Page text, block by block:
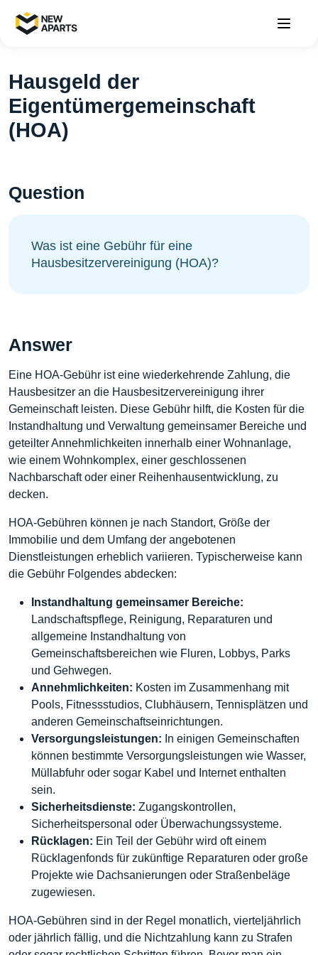
Hausgeld der
Eigentümergemeinschaft
(HOA)
Question
Was ist eine Gebühr für eine
Hausbesitzervereinigung (HOA)?
Answer
Eine HOA-Gebühr ist eine wiederkehrende Zahlung, die
Hausbesitzer an die Hausbesitzervereinigung ihrer
Gemeinschaft leisten. Diese Gebühr hilft, die Kosten für die
Instandhaltung und Verwaltung gemeinsamer Bereiche und
geteilter Annehmlichkeiten innerhalb einer Wohnanlage,
wie einem Wohnkomplex, einer geschlossenen
Nachbarschaft oder einer Reihenhausentwicklung, zu
decken.
HOA-Gebühren können je nach Standort, Größe der
Immobilie und dem Umfang der angebotenen
Dienstleistungen erheblich variieren. Typischerweise kann
die Gebühr Folgendes abdecken:
Instandhaltung gemeinsamer Bereiche:
Landschaftspflege, Reinigung, Reparaturen und
allgemeine Instandhaltung von
Gemeinschaftsbereichen wie Fluren, Lobbys, Parks
und Gehwegen.
Annehmlichkeiten: Kosten im Zusammenhang mit
Pools, Fitnessstudios, Clubhäusern, Tennisplätzen und
anderen Gemeinschaftseinrichtungen.
Versorgungsleistungen: In einigen Gemeinschaften
können bestimmte Versorgungsleistungen wie Wasser,
Müllabfuhr oder sogar Kabel und Internet enthalten
sein.
Sicherheitsdienste: Zugangskontrollen,
Sicherheitspersonal oder Überwachungssysteme.
Rücklagen: Ein Teil der Gebühr wird oft einem
Rücklagenfonds für zukünftige Reparaturen oder große
Projekte wie Dachsanierungen oder Straßenbeläge
zugewiesen.
HOA-Gebühren sind in der Regel monatlich, vierteljährlich
oder jährlich fällig, und die Nichtzahlung kann zu Strafen